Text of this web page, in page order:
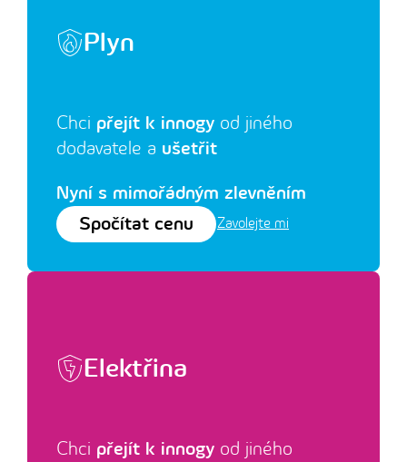
Plyn
Chci přejít k innogy od jiného
dodavatele a ušetřit
Nyní s mimořádným zlevněním
Spočítat cenu
Zavolejte mi
Elektřina
Chci přejít k innogy od jiného